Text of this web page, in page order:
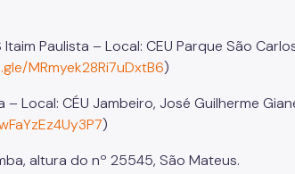
Paulista – Local: CEU Parque São
MRmyek28Ri7uDxtB6)
Local: CÉU Jambeiro, José Guilherme
)
altura do nº 25545, São Mateus.